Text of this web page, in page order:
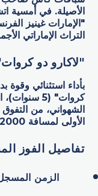
الأصيلة. في أمسية
"الإمارات غينيز
التراث الإماراتي
"لاكارو دو
بأداء استثنائي وقوة
كروات" (5
الشهواني، من
الأولى لمسافة 2000 متر.
تفاصيل الفوز
الزمن